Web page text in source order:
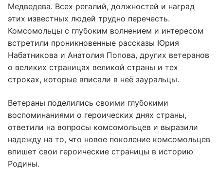
Медведева. Всех регалий, должностей и наград
этих известных людей трудно перечесть.
Комсомольцы с глубоким волнением и интересом
встретили проникновенные рассказы Юрия
Набатникова и Анатолия Попова, других ветеранов
о великих страницах великой страны и тех
строках, которые вписали в неё зауральцы.
Ветераны поделились своими глубокими
воспоминаниями о героических днях страны,
ответили на вопросы комсомольцев и выразили
надежду на то, что новое поколение комсомольцев
впишет свои героические страницы в историю
Родины.